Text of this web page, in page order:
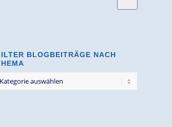
BLOGBEITRÄGE NACH
Blogbeiträge